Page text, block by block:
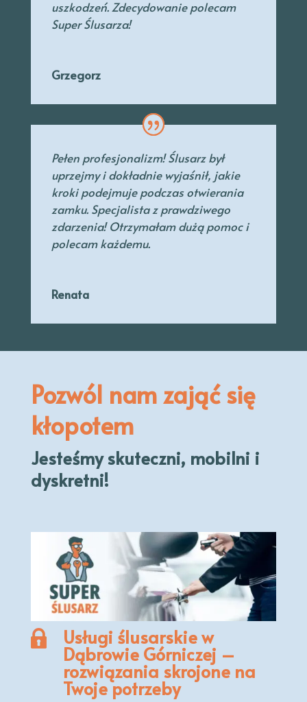
uszkodzeń. Zdecydowanie polecam
Super Ślusarza!
Grzegorz
Pełen profesjonalizm! Ślusarz był
uprzejmyi dokładnie wyjaśnił, jakie
kroki podejmuje podczas otwierania
zamku. Specjalistaz prawdziwego
zdarzenia! Otrzymałam dużą pomoc i
polecam każdemu.
Renata
Pozwól nam zająć się
kłopotem
Jesteśmy skuteczni, mobilni i
dyskretni!
Usługi ślusarskie w
Dąbrowie Górniczej –
rozwiązania skrojone na
Twoje potrzeby